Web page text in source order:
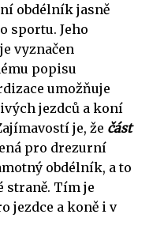
obdélník jasně
sportu. Jeho
vyznačen
popisu
umožňuje
jezdců a koní
je, že část
pro drezurní
obdélník, a to
straně. Tím je
jezdce a koně i v